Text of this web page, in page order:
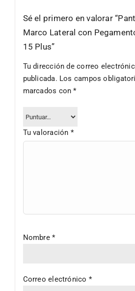
Sé el primero en valorar
Marco Lateral con
15 Plus”
Tu dirección de correo
publicada. Los campos
marcados con*
Tu valoración *
Nombre*
Correo electrónico *